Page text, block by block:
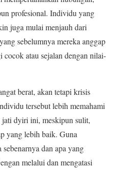
profesional. Individu yang
juga mulai menjauh dari
sebelumnya mereka anggap
cocok atau sejalan dengan nilai-
berat, akan tetapi krisis
tersebut lebih memahami
jati dyiri ini, meskipun sulit,
yang lebih baik. Guna
dan apa yang
melalui dan mengatasi